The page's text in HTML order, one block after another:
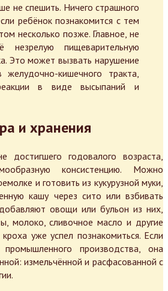
не спешить. Ничего страшного
ребёнок познакомится с тем
несколько позже. Главное, не
незрелую пищеварительную
Это может вызвать нарушение
желудочно-кишечного тракта,
реакции в виде высыпаний и
и хранения
годовалого возраста,
консистенцию. Можно
и готовить из кукурузной муки,
кашу через сито или взбивать
овощи или бульон из них,
молоко, сливочное масло и другие
уже успел познакомиться. Если
производства, она
измельчённой и расфасованной с